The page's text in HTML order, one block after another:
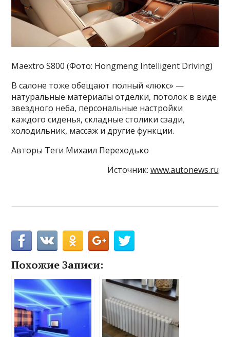
Maextro S800 (Фото: Hongmeng Intelligent Driving)
В салоне тоже обещают полный «люкс» —
натуральные материалы отделки, потолок в виде
звездного неба, персональные настройки
каждого сиденья, складные столики сзади,
холодильник, массаж и другие функции.
Авторы Теги Михаил Переходько
Источник: www.autonews.ru
Похожие Записи: